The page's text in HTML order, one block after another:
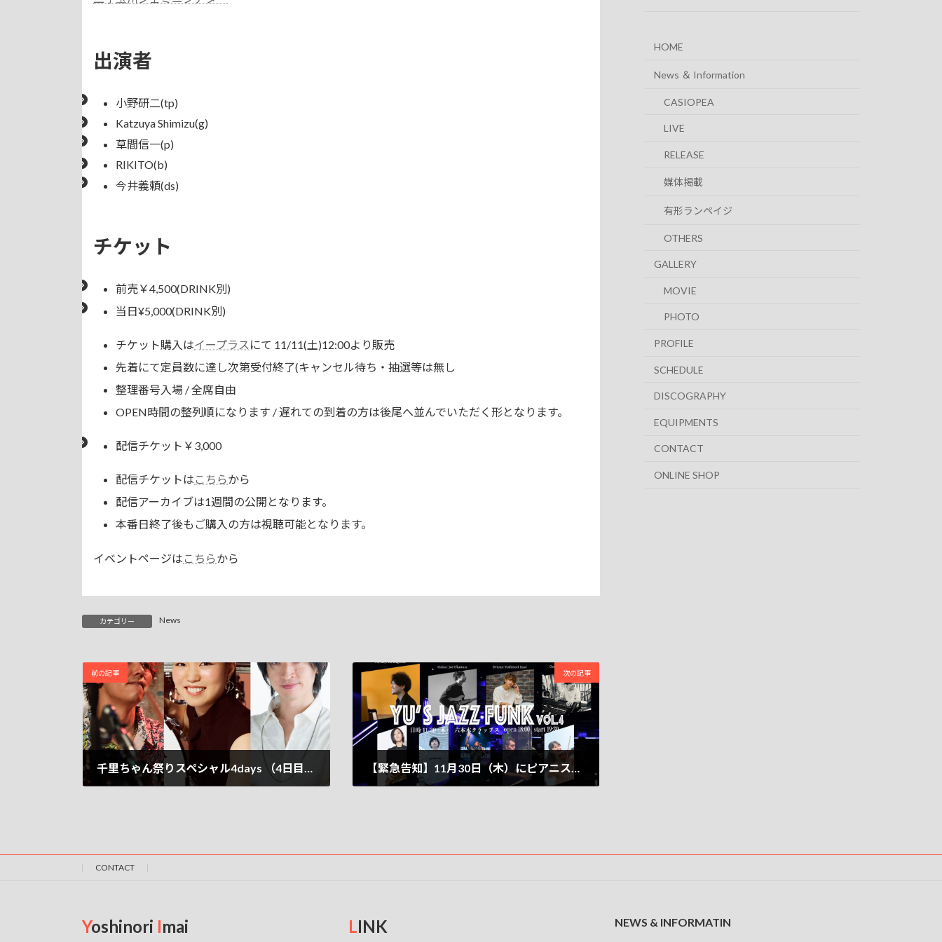
出演者
小野研二(tp)
Katzuya Shimizu(g)
草間信一(p)
RIKITO(b)
今井義頼(ds)
チケット
前売￥4,500(DRINK別)
当日¥5,000(DRINK別)
チケット購入はイープラス にて 11/11(土)12:00より販売
先着にて定員数に達し次第受付終了(キャンセル待ち・抽選等は無し
整理番号入場 / 全席自由
OPEN時間の整列順になります / 遅れての到着の方は後尾へ並んでいただく形となります。
配信チケット￥3,000
配信チケットは こちらから
配信アーカイブは1週間の公開となります。
本番日終了後もご購入の方は視聴可能となります。
イベントページは こちらから
カテゴリー News
前の記事 次の記事
【緊急告知】11月30日（木）にピアニスト樋口友さん主宰の『Yu’s Jazz Funk Vol.4』に出演決定！｜六本木クラップス
HOME
News ＆ Information
CASIOPEA
LIVE
RELEASE
媒体掲載
有形ランペイジ
OTHERS
GALLERY
MOVIE
PHOTO
PROFILE
SCHEDULE
DISCOGRAPHY
EQUIPMENTS
CONTACT
ONLINE SHOP
CONTACT
Yoshinori Imai
LINK NEWS & INFORMATIN